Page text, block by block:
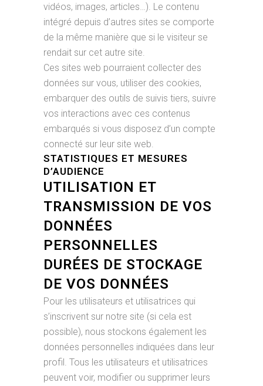
vidéos, images, articles…). Le contenu
intégré depuis d’autres sites se comporte
de la même manière que si le visiteur se
rendait sur cet autre site.
Ces sites web pourraient collecter des
données sur vous, utiliser des cookies,
embarquer des outils de suivis tiers, suivre
vos interactions avec ces contenus
embarqués si vous disposez d’un compte
connecté sur leur site web.
STATISTIQUES ET MESURES
D’AUDIENCE
UTILISATION ET
TRANSMISSION DE VOS
DONNÉES
PERSONNELLES
DURÉES DE STOCKAGE
DE VOS DONNÉES
Pour les utilisateurs et utilisatrices qui
s’inscrivent sur notre site (si cela est
possible), nous stockons également les
données personnelles indiquées dans leur
profil. Tous les utilisateurs et utilisatrices
peuvent voir, modifier ou supprimer leurs